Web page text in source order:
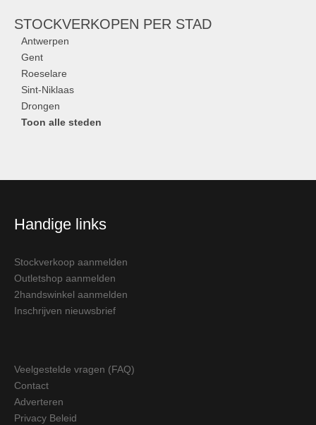
STOCKVERKOPEN PER STAD
Antwerpen
Gent
Roeselare
Sint-Niklaas
Drongen
Toon alle steden
Handige links
Stockverkoop aanmelden
Outletshop aanmelden
2handswinkel aanmelden
Inschrijven nieuwsbrief
Veelgestelde vragen (FAQ)
Contact
Adverteren
Privacy Beleid